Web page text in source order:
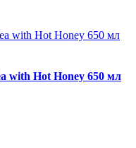
with Hot Honey 650 мл